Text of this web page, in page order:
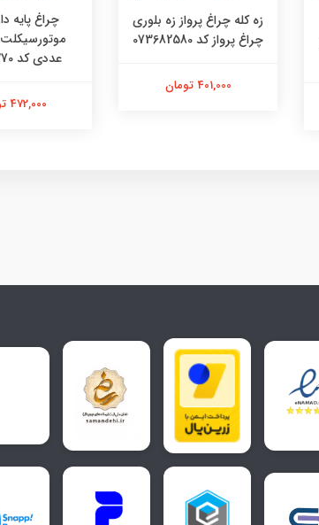
زه کله چراغ پرواز زه بلوری
چراغ پرواز کد 073682580
401,000 تومان
چراغ پایه
عددی کد 48481270
472,000 تومان